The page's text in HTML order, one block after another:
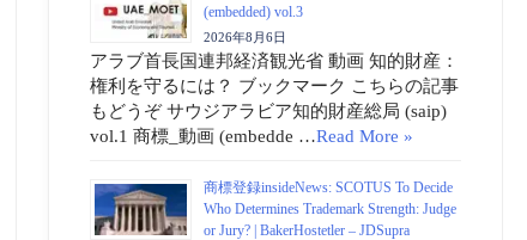
(embedded) vol.3
2026年8月6日
アラブ首長国連邦経済観光省 動画 知的財産：
権利を守るには？ ブックマーク こちらの記事
もどうぞ サウジアラビア知的財産総局 (saip)
vol.1 商標_動画 (embedde …Read More »
商標登録insideNews: SCOTUS To Decide
Who Determines Trademark Strength: Judge
or Jury? | BakerHostetler – JDSupra